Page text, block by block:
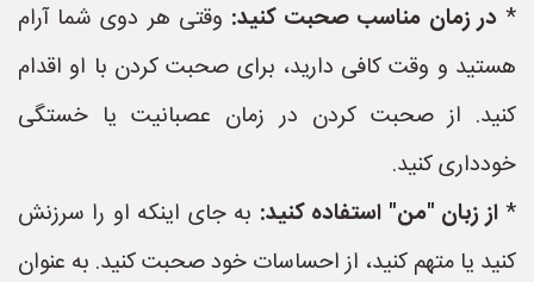
*در زمان مناسب صحبت کنید: وقتی هر دوی شما آرام
هستید و وقت کافی دارید، برای صحبت کردن با او اقدام
کنید. از صحبت کردن در زمان عصبانیت یا خستگی
خودداری کنید.
*از زبان "من" استفاده کنید: به جای اینکه او را سرزنش
کنید یا متهم کنید، از احساسات خود صحبت کنید. به عنوان